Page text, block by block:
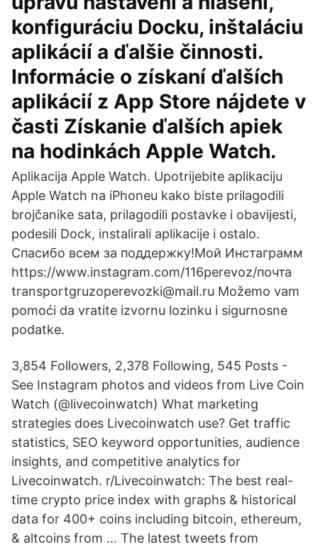
konfiguráciu Docku, inštaláciu
aplikácií a ďalšie činnosti.
Informácie o získaní ďalších
aplikácií z App Store nájdete v
časti Získanie ďalších apiek
na hodinkách Apple Watch.
Aplikacija Apple Watch. Upotrijebite aplikaciju
Apple Watch na iPhoneu kako biste prilagodili
brojčanike sata, prilagodili postavke i obavijesti,
podesili Dock, instalirali aplikacije i ostalo.
Спасибо всем за поддержку!Мой Инстаграмм
https://www.instagram.com/116perevoz/почта
transportgruzoperevozki@mail.ru Možemo vam
pomoći da vratite izvornu lozinku i sigurnosne
podatke.
3,854 Followers, 2,378 Following, 545 Posts -
See Instagram photos and videos from Live Coin
Watch (@livecoinwatch) What marketing
strategies does Livecoinwatch use? Get traffic
statistics, SEO keyword opportunities, audience
insights, and competitive analytics for
Livecoinwatch. r/Livecoinwatch: The best real-
time crypto price index with graphs & historical
data for 400+ coins including bitcoin, ethereum,
& altcoins from … The latest tweets from